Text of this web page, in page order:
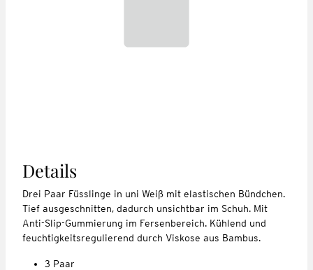
Details
Drei Paar Füsslinge in uni Weiß mit elastischen Bündchen.
Tief ausgeschnitten, dadurch unsichtbar im Schuh. Mit
Anti-Slip-Gummierung im Fersenbereich. Kühlend und
feuchtigkeitsregulierend durch Viskose aus Bambus.
3 Paar